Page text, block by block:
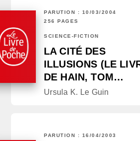
PARUTION : 10/03/2004
256 PAGES
SCIENCE-FICTION
LA CITÉ DES
ILLUSIONS (LE
DE HAIN, TOM…
Ursula K. Le Guin
PARUTION : 16/04/2003